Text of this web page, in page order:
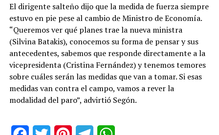
El dirigente salteño dijo que la medida de fuerza siempre
estuvo en pie pese al cambio de Ministro de Economía.
“Queremos ver qué planes trae la nueva ministra
(Silvina Batakis), conocemos su forma de pensar y sus
antecedentes, sabemos que responde directamente a la
vicepresidenta (Cristina Fernández) y tenemos temores
sobre cuáles serán las medidas que van a tomar. Si esas
medidas van contra el campo, vamos a rever la
modalidad del paro”, advirtió Segón.